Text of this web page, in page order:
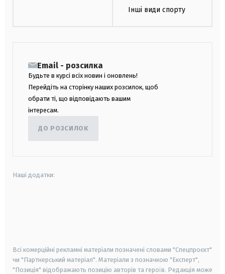
Інші види спорту
Email - розсилка
Будьте в курсі всіх новин і оновлень!
Перейдіть на сторінку наших розсилок, щоб
обрати ті, що відповідають вашим
інтересам.
ДО РОЗСИЛОК
Наші додатки:
Всі комерційні рекламні матеріали позначені словами "Спецпроєкт"
чи "Партнерський матеріал". Матеріали з позначкою "Експерт",
"Позиція" відображають позицію авторів та героїв. Редакція може